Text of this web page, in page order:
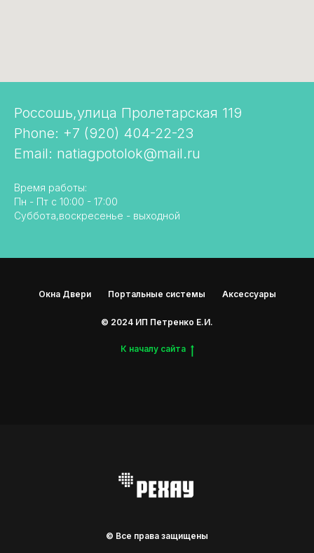
Россошь,улица Пролетарская 119
Phone: +7 (920) 404-22-23
Email: natiagpotolok@mail.ru
Время работы:
Пн - Пт с 10:00 - 17:00
Cуббота,воскресенье - выходной
Окна Двери Портальные системы Аксессуары
© 2024 ИП Петренко Е.И.
К началу сайта
© Все права защищены